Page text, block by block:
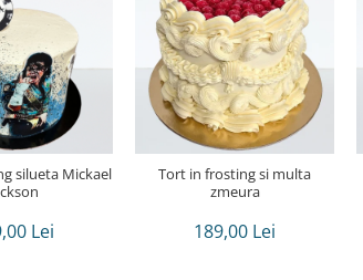
silueta Mickael
Lei
Tort in frosting si multa
zmeura
189,00 Lei